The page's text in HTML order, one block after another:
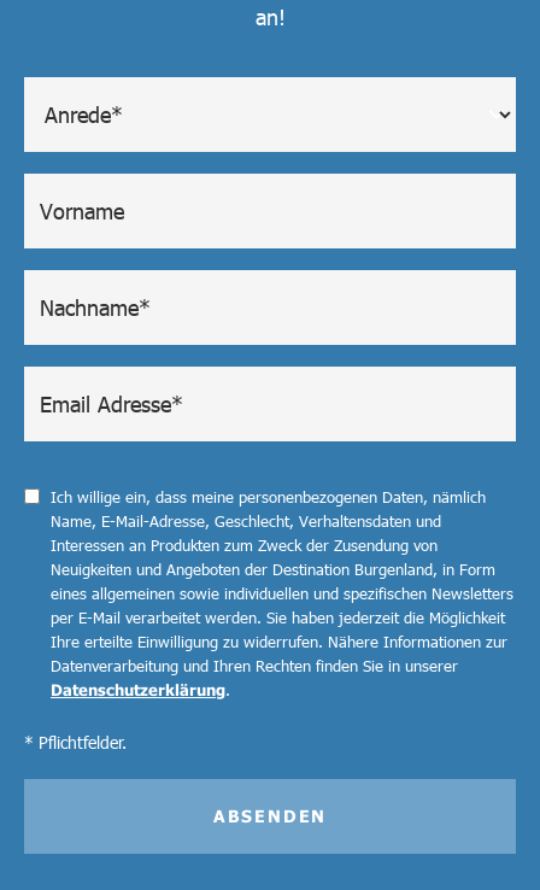
an!
Ich willige ein, dass meine personenbezogenen Daten, nämlich
Name, E-Mail-Adresse, Geschlecht, Verhaltensdaten und
Interessen an Produkten zum Zweck der Zusendung von
Neuigkeiten und Angeboten der Destination Burgenland, in Form
eines allgemeinen sowie individuellen und spezifischen Newsletters
per E-Mail verarbeitet werden. Sie haben jederzeit die Möglichkeit
Ihre erteilte Einwilligung zu widerrufen. Nähere Informationen zur
Datenverarbeitung und Ihren Rechten finden Sie in unserer
Datenschutzerklärung.
* Pflichtfelder.
ABSENDEN